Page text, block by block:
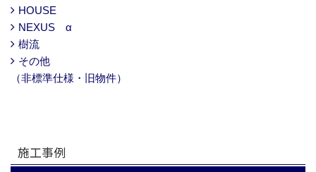
HOUSE
NEXUS α
樹流
その他
（非標準仕様・旧物件）
施工事例